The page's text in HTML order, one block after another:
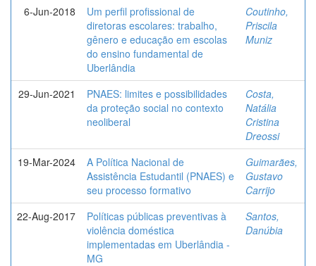
6-Jun-2018
Um perfil profissional de
diretoras escolares: trabalho,
gênero e educação em escolas
do ensino fundamental de
Uberlândia
Coutinho,
Priscila
Muniz
29-Jun-2021
PNAES: limites e possibilidades
da proteção social no contexto
neoliberal
Costa,
Natália
Cristina
Dreossi
19-Mar-2024
A Política Nacional de
Assistência Estudantil (PNAES) e
seu processo formativo
Guimarães,
Gustavo
Carrijo
22-Aug-2017
Políticas públicas preventivas à
violência doméstica
implementadas em Uberlândia -
MG
Santos,
Danúbia